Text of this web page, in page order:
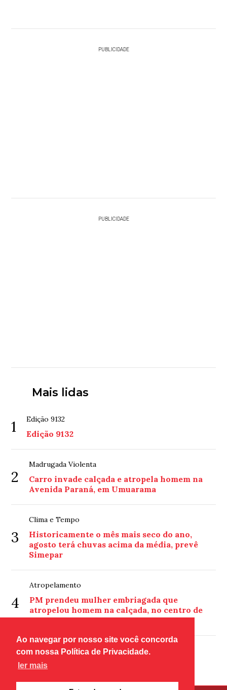
Ao navegar por nosso site você concorda
com nossa Política de Privacidade.
ler mais
PUBLICIDADE
PUBLICIDADE
Mais lidas
1 Edição 9132
Edição 9132
2
Madrugada Violenta
Carro invade calçada e atropela homem na
Avenida Paraná, em Umuarama
3
Clima e Tempo
Historicamente o mês mais seco do ano,
agosto terá chuvas acima da média, prevê
Simepar
4
Atropelamento
PM prendeu mulher embriagada que
atropelou homem na calçada, no centro de
Umuarama
5 Edição 9133
Edição 9133